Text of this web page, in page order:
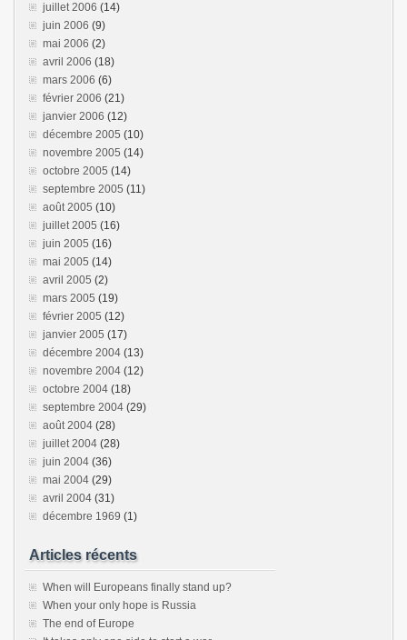
juillet 2006 (14)
juin 2006 (9)
mai 2006 (2)
avril 2006 (18)
mars 2006 (6)
février 2006 (21)
janvier 2006 (12)
décembre 2005 (10)
novembre 2005 (14)
octobre 2005 (14)
septembre 2005 (11)
août 2005 (10)
juillet 2005 (16)
juin 2005 (16)
mai 2005 (14)
avril 2005 (2)
mars 2005 (19)
février 2005 (12)
janvier 2005 (17)
décembre 2004 (13)
novembre 2004 (12)
octobre 2004 (18)
septembre 2004 (29)
août 2004 (28)
juillet 2004 (28)
juin 2004 (36)
mai 2004 (29)
avril 2004 (31)
décembre 1969 (1)
Articles récents
When will Europeans finally stand up?
When your only hope is Russia
The end of Europe